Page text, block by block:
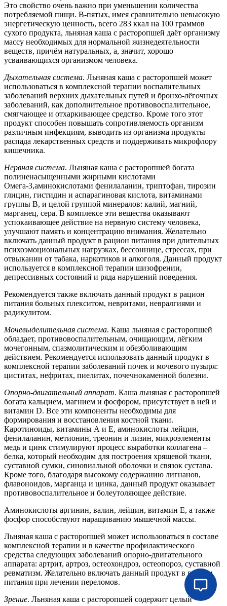
Это свойство очень важно при уменьшении количества
потребляемой пищи. В-пятых, имея сравнительно невысокую
энергетическую ценность, всего 283 ккал на 100 граммов
сухого продукта, льняная каша с расторопшей даёт организму
массу необходимых для нормальной жизнедеятельности
веществ, причём натуральных, а, значит, хорошо
усваивающихся организмом человека.
Дыхательная система. Льняная каша с расторопшей может
использоваться в комплексной терапии воспалительных
заболеваний верхних дыхательных путей и бронхо-лёгочных
заболеваний, как дополнительное противовоспалительное,
смягчающее и отхаркивающее средство. Кроме того этот
продукт способен повышать сопротивляемость организм
различным инфекциям, выводить из организма продукты
распада лекарственных средств и поддерживать микрофлору
кишечника.
Нервная система. Льняная каша с расторопшей богата
полиненасыщенными жирными кислотами
Омега-3,аминокислотами фенилаланин, триптофан, тирозин
глицин, гистидин и аспарагиновая кислота, витаминами
группы В, и целой группой минералов: калий, магний,
марганец, сера. В комплексе эти вещества оказывают
успокаивающее действие на нервную систему человека,
улучшают память и концентрацию внимания. Желательно
включать данный продукт в рацион питания при длительных
психоэмоциональных нагрузках, бессоннице, стрессах, при
отвыкании от табака, наркотиков и алкоголя. Данный продукт
используется в комплексной терапии шизофрении,
депрессивных состояний и ряда нарушений поведения.
Рекомендуется также включать данный продукт в рацион
питания больных плекситом, невритами, невралгиями и
радикулитом.
Мочевыделительная система. Каша льняная с расторопшей
обладает, противовоспалительным, очищающим, лёгким
мочегонным, спазмолитическим и обезболивающим
действием. Рекомендуется использовать данный продукт в
комплексной терапии заболеваний почек и мочевого пузыря:
циститах, нефритах, пиелитах, почечнокаменной болезни.
Опорно-двигательный аппарат. Каша льняная с расторопшей
богата кальцием, магнием и фосфором, присутствует в ней и
витамин D. Все эти компоненты необходимы для
формирования и восстановления костной ткани.
Каротиноиды, витамины А и Е, аминокислоты лейцин,
фенилаланин, метионин, треонин и лизин, микроэлементы
медь и цинк стимулируют процесс выработки коллагена –
белка, который необходим для построения хрящевой ткани,
суставной сумки, синовиальной оболочки и связок сустава.
Кроме того, благодаря высокому содержанию лигнанов,
флавоноидов, марганца и цинка, данный продукт оказывает
противовоспалительное и болеутоляющее действие.
Аминокислоты аргинин, валин, лейцин, витамин Е, а также
фосфор способствуют наращиванию мышечной массы.
Льняная каша с расторопшей может использоваться в составе
комплексной терапии и в качестве профилактического
средства следующих заболеваний опорно-двигательного
аппарата: артрит, артроз, остеохондроз, остеопороз, суставной
ревматизм. Желательно включать данный продукт в рацион
питания при лечении переломов.
Зрение. Льняная каша с расторопшей содержит целый